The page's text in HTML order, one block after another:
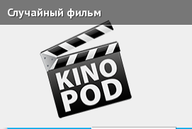
Случайный фильм